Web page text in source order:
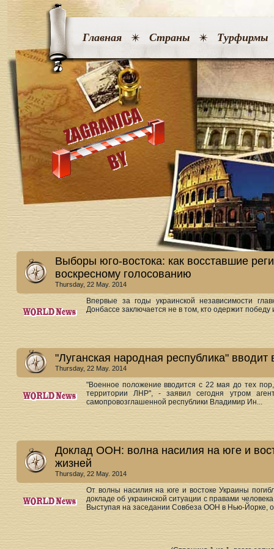
Главная Страны Турфирмы
Выборы юго-востока: как восставшие
воскресному голосованию
Thursday, 22 May. 2014
Впервые за годы украинской независимости
Донбассе заключается не в том, кто одержит победу
"Луганская народная республика"
Thursday, 22 May. 2014
"Военное положение вводится с 22 мая до тех
территории ЛНР", - заявил сегодня утром
самопровозглашенной республики Владимир Ин...
Доклад ООН: волна насилия на юге и
жизней
Thursday, 22 May. 2014
От волны насилия на юге и востоке Украины
докладе об украинской ситуации с правами
Выступая на заседании Совбеза ООН в Нью-Йорке,